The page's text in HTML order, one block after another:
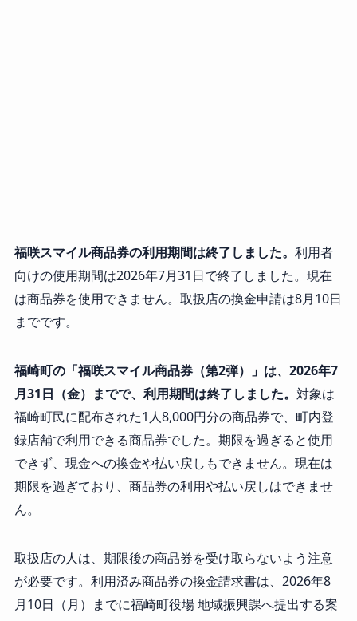
福咲スマイル商品券の利用期間は終了しました。 利用者
向けの使用期間は2026年7月31日で終了しました。現在
は商品券を使用できません。取扱店の換金申請は8月10日
までです。
福崎町の「福咲スマイル商品券（第2弾）」は、2026年7
月31日（金）までで、利用期間は終了しました。 対象は
福崎町民に配布された1人8,000円分の商品券で、町内登
録店舗で利用できる商品券でした。期限を過ぎると使用
できず、現金への換金や払い戻しもできません。現在は
期限を過ぎており、商品券の利用や払い戻しはできませ
ん。
取扱店の人は、期限後の商品券を受け取らないよう注意
が必要です。利用済み商品券の換金請求書は、2026年8
月10日（月）までに福崎町役場 地域振興課へ提出する案